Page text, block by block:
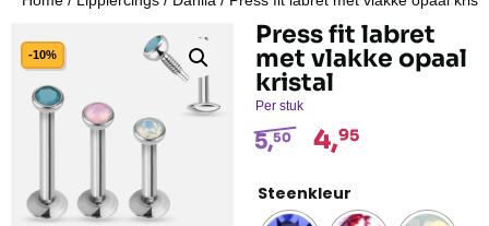
-10%
Press fit labret
met vlakke opaal
kristal
Per stuk
5,50 4,95
Steenkleur